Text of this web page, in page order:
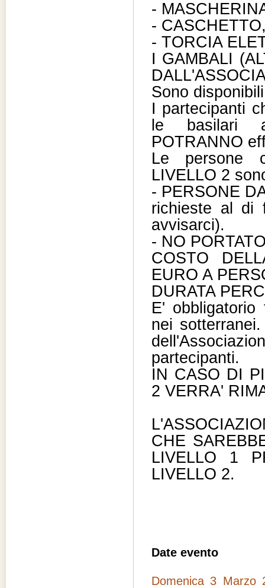
-
-
- TORCIA
I GAMBALI
Sono
I partecipanti
le basilari
POTRANNO
Le persone
LIVELLO 2
- PERSONE
richieste al di
avvisarci).
- NO
COSTO
EURO A
DURATA
E'
nei
partecipanti.
IN CASO DI
2 VERRA'
CHE
LIVELLO 1
LIVELLO 2.
Date evento
Domenica 3 Marzo